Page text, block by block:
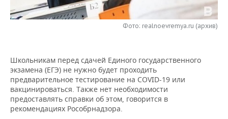
НЕФТЕХИМИЯ
ЭНЕРГЕТИКА
РОЗНИЧНАЯ ТОРГОВЛЯ
УСЛУГИ
НОВОСТИ ТЕХНОЛОГИЙ
МЕДИА
ТЕЛЕКОММУНИКАЦИИ
МЕРОПРИЯТИЯ
ВЫЕЗДНАЯ РЕДАКЦИЯ
БИЗНЕС-БРАНЧИ
ONLINE-КОНФЕРЕНЦИИ
НОВОСТИ СПОРТА
ФУТБОЛ
ХОККЕЙ
ОБЩЕСТВО
НОВОСТИ ОБЩЕСТВА
ВЛАСТЬ
ФОТОГАЛЕРЕЯ
СЮЖЕТЫ
Фото: realnoevremya.ru (архив)
Школьникам перед сдачей Единого государственного
экзамена (ЕГЭ) не нужно будет проходить
предварительное тестирование на COVID-19 или
вакцинироваться. Также нет необходимости
предоставлять справки об этом, говорится в
рекомендациях Рособрнадзора.